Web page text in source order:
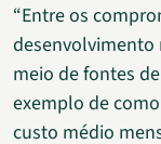
“Entre os
desenvolvimento
meio de fontes
exemplo de
custo médio